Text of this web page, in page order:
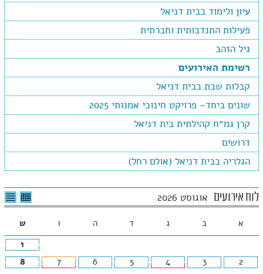
עיון ולימוד בבית דניאל
פעילות התנדבותית וחברתית
גיל הזהב
רשימת האירועים
קבלות שבת בבית דניאל
שונים ביחד- פרויקט חינוכי אמנותי 2025
קרן גמ״ח קהילתית בית דניאל
דרושים
הגלריה בבית דניאל (אולם רחל)
לוח אירועים אוגוסט 2026 לצפיה
בטבלה
א ב ג ד ה ו
ש
1
2
3
4
5
6
7
8